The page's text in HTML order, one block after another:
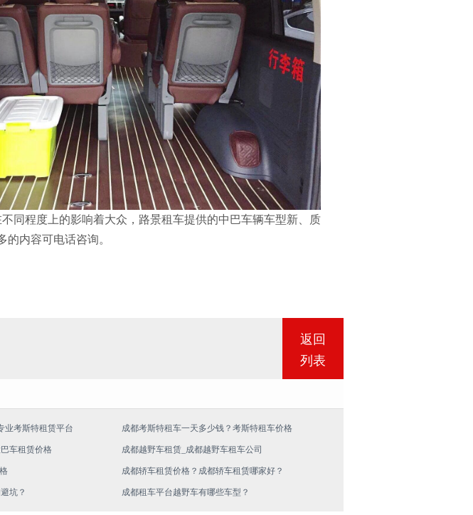
不同程度上的影响着大众，路景租车提供的中巴车辆车型新 、质
的内容可电话咨询。
返回
列表
业考斯特租赁平台 成都考斯特租车一天多少钱？考斯特租车价格
车租赁价格 成都越野车租赁_成都越野车租车公司
成都轿车租赁价格？成都轿车租赁哪家好？
坑？ 成都租车平台越野车有哪些车型？